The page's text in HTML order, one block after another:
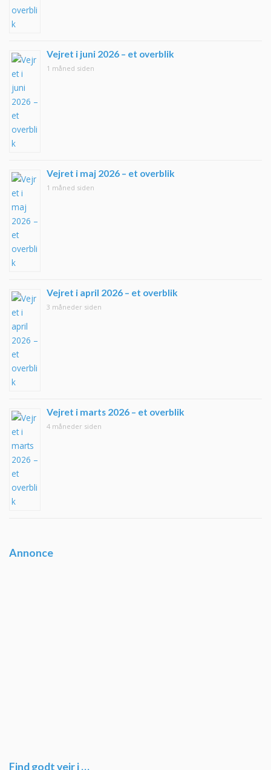
Vejret i juni 2026 – et overblik
1 måned siden
Vejret i maj 2026 – et overblik
1 måned siden
Vejret i april 2026 – et overblik
3 måneder siden
Vejret i marts 2026 – et overblik
4 måneder siden
Annonce
Find godt vejr i …